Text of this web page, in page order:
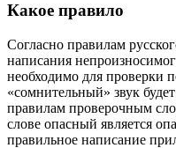
Какое правило
Согласно правилам
написания
необходимо для проверки
«сомнительный» звук
правилам проверочным
слове опасный является
правильное написание